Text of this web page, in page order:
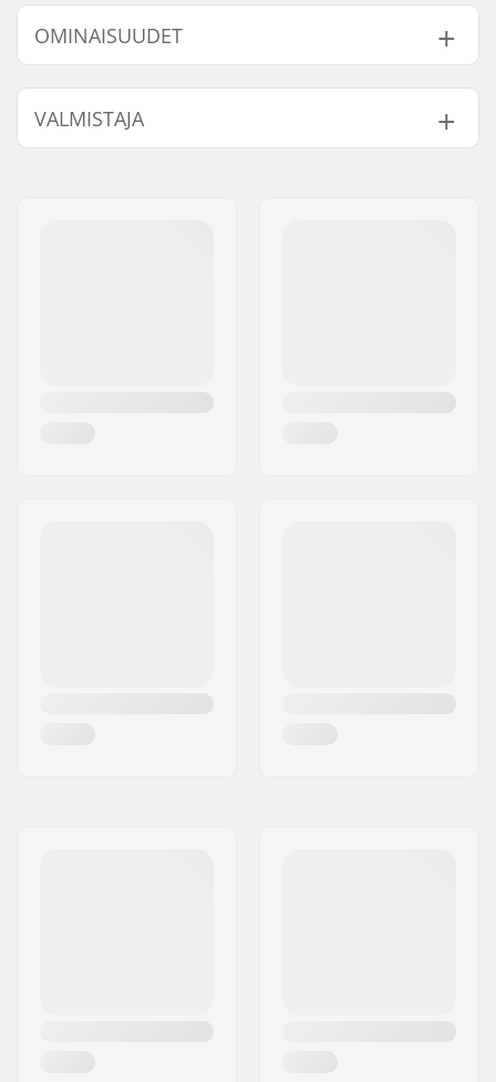
OMINAISUUDET
Renkaan halkaisija:
50mm, 52mm, 54mm
Laakerit:
Renkaan kovuus:
99A
VALMISTAJA